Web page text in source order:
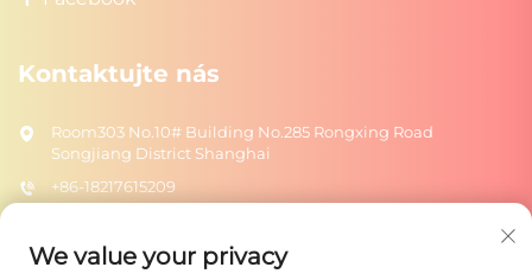
Kontaktujte nás
Room303 No.10# Building No.285 Rongxing Road
Songjiang District Shanghai
+86-18217615209
We value your privacy